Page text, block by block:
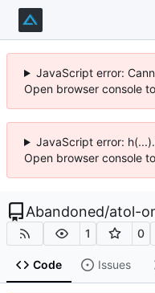
JavaScript error:
Open browser console
JavaScript error:
Open browser console
Abandoned/atol-
1 0
Code Issues